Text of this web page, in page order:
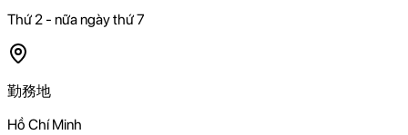
Thứ 2 - nữa ngày thứ 7
勤務地
Hồ Chí Minh